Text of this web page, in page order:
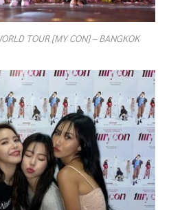
TOUR [MY CON] – BANGKOK